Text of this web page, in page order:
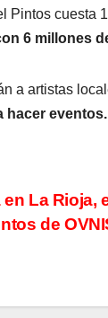
Pintos cuesta
6 millones
a artistas
hacer
La Rioja,
de